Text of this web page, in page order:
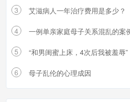
3 艾滋病人一年治疗费用是多少？
4 一例单亲家庭母子关系混乱的案
5 “和男闺蜜上床，4次后我被羞辱
6 母子乱伦的心理成因